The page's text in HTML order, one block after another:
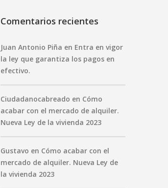
Comentarios recientes
Juan Antonio Piña en Entra en vigor
la ley que garantiza los pagos en
efectivo.
Ciudadanocabreado en Cómo
acabar con el mercado de alquiler.
Nueva Ley de la vivienda 2023
Gustavo en Cómo acabar con el
mercado de alquiler. Nueva Ley de
la vivienda 2023